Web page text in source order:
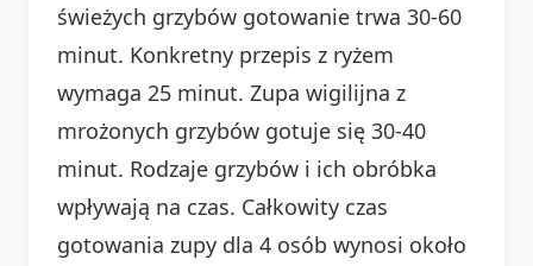
świeżych grzybów gotowanie trwa 30-60
minut. Konkretny przepis z ryżem
wymaga 25 minut. Zupa wigilijna z
mrożonych grzybów gotuje się 30-40
minut. Rodzaje grzybów i ich obróbka
wpływają na czas. Całkowity czas
gotowania zupy dla 4 osób wynosi około